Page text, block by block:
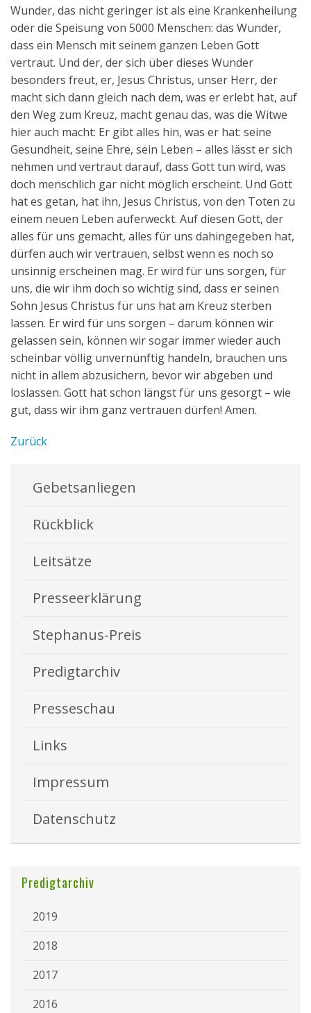
Wunder, das nicht geringer ist als eine Krankenheilung
oder die Speisung von 5000 Menschen: das Wunder,
dass ein Mensch mit seinem ganzen Leben Gott
vertraut. Und der, der sich über dieses Wunder
besonders freut, er, Jesus Christus, unser Herr, der
macht sich dann gleich nach dem, was er erlebt hat, auf
den Weg zum Kreuz, macht genau das, was die Witwe
hier auch macht: Er gibt alles hin, was er hat: seine
Gesundheit, seine Ehre, sein Leben – alles lässt er sich
nehmen und vertraut darauf, dass Gott tun wird, was
doch menschlich gar nicht möglich erscheint. Und Gott
hat es getan, hat ihn, Jesus Christus, von den Toten zu
einem neuen Leben auferweckt. Auf diesen Gott, der
alles für uns gemacht, alles für uns dahingegeben hat,
dürfen auch wir vertrauen, selbst wenn es noch so
unsinnig erscheinen mag. Er wird für uns sorgen, für
uns, die wir ihm doch so wichtig sind, dass er seinen
Sohn Jesus Christus für uns hat am Kreuz sterben
lassen. Er wird für uns sorgen – darum können wir
gelassen sein, können wir sogar immer wieder auch
scheinbar völlig unvernünftig handeln, brauchen uns
nicht in allem abzusichern, bevor wir abgeben und
loslassen. Gott hat schon längst für uns gesorgt – wie
gut, dass wir ihm ganz vertrauen dürfen! Amen.
Zurück
Gebetsanliegen
Rückblick
Leitsätze
Presseerklärung
Stephanus-Preis
Predigtarchiv
Presseschau
Links
Impressum
Datenschutz
Predigtarchiv
2019
2018
2017
2016